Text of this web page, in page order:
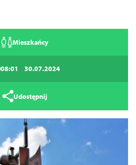
Mieszkańcy
08:01 30.07.2024
Udostępnij